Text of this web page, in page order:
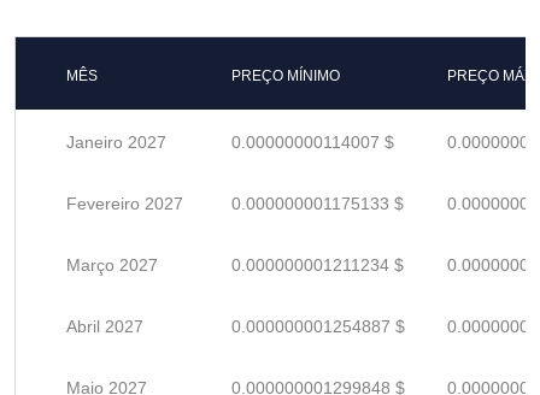
MÊS PREÇO MÍNIMO PREÇO
Janeiro 2027 0.00000000114007 $
Fevereiro 2027 0.000000001175133 $
Março 2027 0.000000001211234 $
Abril 2027 0.000000001254887 $
Maio 2027 0.000000001299848 $